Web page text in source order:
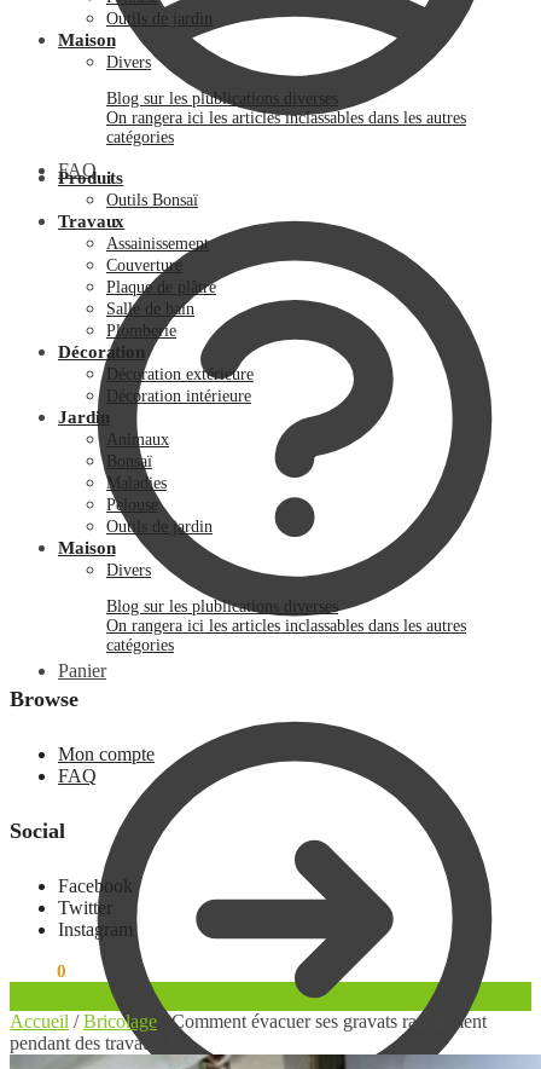
FAQ
Panier
Outils de jardin
Maison
Divers
Blog sur les plublications diverses
On rangera ici les articles inclassables dans les autres
catégories
Produits
Outils Bonsaï
Travaux
Assainissement
Couverture
Plaque de plâtre
Salle de bain
Plomberie
Décoration
Décoration extérieure
Décoration intérieure
Jardin
Animaux
Bonsaï
Maladies
Pelouse
Outils de jardin
Maison
Divers
Blog sur les plublications diverses
On rangera ici les articles inclassables dans les autres
catégories
Browse
Mon compte
FAQ
Social
Facebook
Twitter
Instagram
0
Accueil /Bricolage /Comment évacuer ses gravats rapidement
pendant des travaux ?